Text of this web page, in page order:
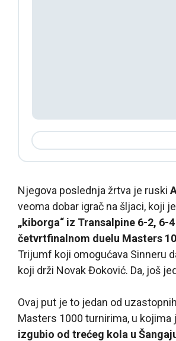
Njegova poslednja žrtva je ruski
veoma dobar igrač na šljaci, koji je
„kiborga“ iz Transalpine 6-2, 6-
četvrtfinalnom duelu Masters
Trijumf koji omogućava Sinneru
koji drži Novak Đoković. Da, još
Ovaj put je to jedan od
Masters 1000 turnirima, u kojima
izgubio od trećeg kola u